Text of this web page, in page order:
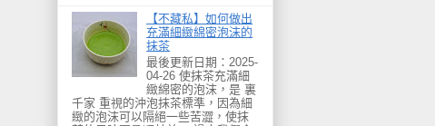
【不藏私】如何做出
充滿細緻綿密泡沫的
抹茶
最後更新日期：2025-
04-26 使抹茶充滿細
緻綿密的泡沫，是 裏
千家 重視的沖泡抹茶標準，因為細
緻的泡沫可以隔絕一些苦澀，使抹